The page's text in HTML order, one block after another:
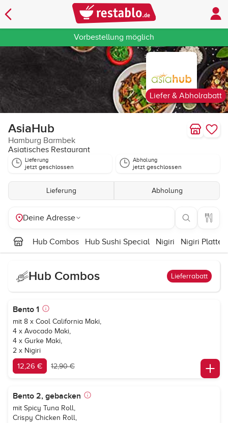
Vorbestellung möglich
Liefer & Abholrabatt
AsiaHub
Hamburg Barmbek
Asiatisches Restaurant
Lieferung
jetzt geschlossen
Abholung
jetzt geschlossen
Lieferung Abholung
Deine Adresse
Hub Combos Hub Sushi Special Nigiri Nigiri Platte
Hub Combos Lieferrabatt
Bento 1
mit 8 x Cool California Maki,
4 x Avocado Maki,
4 x Gurke Maki,
2 x Nigiri
12,26 € 12,90 €
Bento 2, gebacken
mit Spicy Tuna Roll,
Crispy Chicken Roll,